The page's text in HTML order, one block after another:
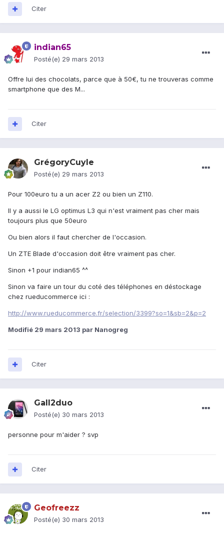
Citer
indian65
Posté(e) 29 mars 2013
Offre lui des chocolats, parce que à 50€, tu ne trouveras comme
smartphone que des M...
Citer
GrégoryCuyle
Posté(e) 29 mars 2013
Pour 100euro tu a un acer Z2 ou bien un Z110.
Il y a aussi le LG optimus L3 qui n'est vraiment pas cher mais
toujours plus que 50euro
Ou bien alors il faut chercher de l'occasion.
Un ZTE Blade d'occasion doit être vraiment pas cher.
Sinon +1 pour indian65 ^^
Sinon va faire un tour du coté des téléphones en déstockage
chez rueducommerce ici :
http://www.rueducommerce.fr/selection/3399?so=1&sb=2&p=2
Modifié 29 mars 2013 par Nanogreg
Citer
Gall2duo
Posté(e) 30 mars 2013
personne pour m'aider ? svp
Citer
Geofreezz
Posté(e) 30 mars 2013